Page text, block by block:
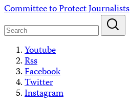
Skip
content
Committee to Protect Journalists
Youtube
Rss
Facebook
Twitter
Instagram